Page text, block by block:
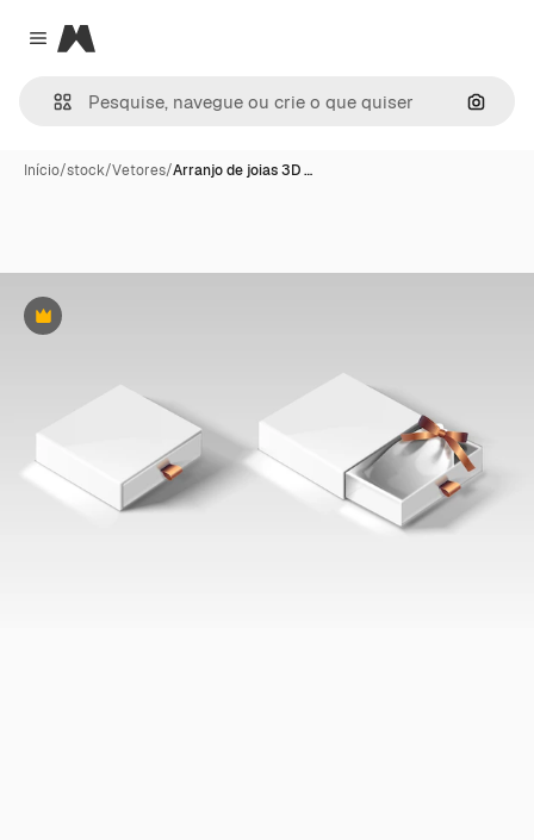
Close menu
Magnific
Início/stock/Vetores/Arranjo de joias 3D …
Premium